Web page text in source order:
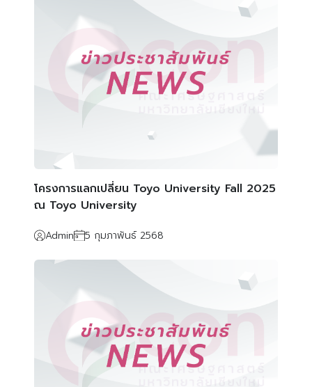
โครงการแลกเปลี่ยน Toyo University Fall 2025
ณ Toyo University
Admin 5 กุมภาพันธ์ 2568